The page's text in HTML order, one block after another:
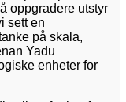
oppgradere utstyr
sett en
på skala,
Yadu
enheter for